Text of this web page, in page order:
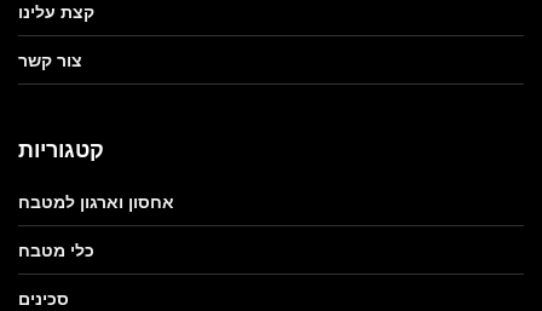
קצת עלינו
צור קשר
קטגוריות
אחסון וארגון למטבח
כלי מטבח
סכינים